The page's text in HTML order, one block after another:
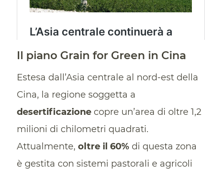
Il piano Grain for Green in Cina
Estesa dall’Asia centrale al nord-est della
Cina, la regione soggetta a
desertificazionecopre un’area di oltre 1,2
milioni di chilometri quadrati.
Attualmente, oltre il 60%di questa zona
è gestita con sistemi pastorali e agricoli